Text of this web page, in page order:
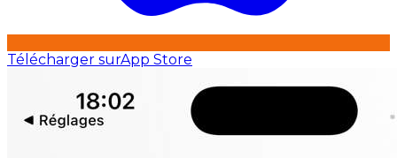
Télécharger surApp Store